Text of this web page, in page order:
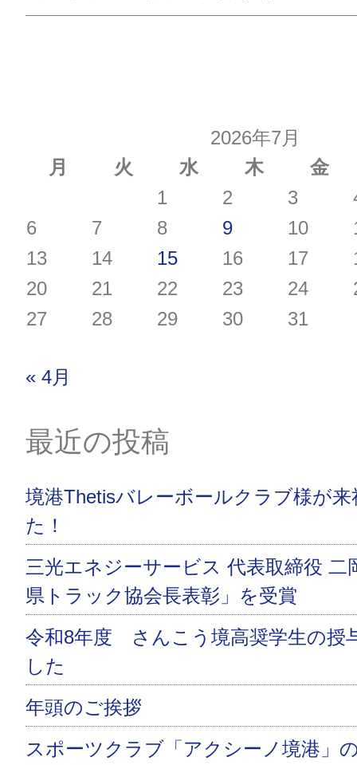
2026年7月
月
火 水 木
金
1
2 3
6
7 8 9 10
13
14 15 16 17
20
21 22 23 24
27
28 29 30 31
« 4月
最近の投稿
境港Thetisバレーボールクラブ様が
た！
三光エネジーサービス 代表取締役 二
県トラック協会長表彰」を受賞
令和8年度 さんこう境高奨学生の授
した
年頭のご挨拶
スポーツクラブ「アクシーノ境港」